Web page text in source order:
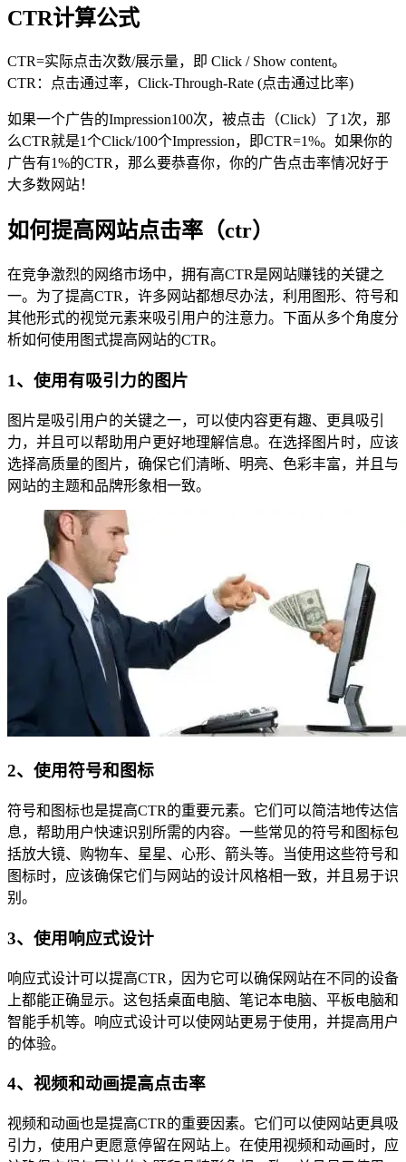
CTR计算公式
CTR=实际点击次数/展示量，即 Click / Show content。
CTR：点击通过率，Click-Through-Rate (点击通过比率)
如果一个广告的Impression100次，被点击（Click）了1次，那
么CTR就是1个Click/100个Impression，即CTR=1%。如果你的
广告有1%的CTR，那么要恭喜你，你的广告点击率情况好于
大多数网站！
如何提高网站点击率（ctr）
在竞争激烈的网络市场中，拥有高CTR是网站赚钱的关键之
一。为了提高CTR，许多网站都想尽办法，利用图形、符号和
其他形式的视觉元素来吸引用户的注意力。下面从多个角度分
析如何使用图式提高网站的CTR。
1、使用有吸引力的图片
图片是吸引用户的关键之一，可以使内容更有趣、更具吸引
力，并且可以帮助用户更好地理解信息。在选择图片时，应该
选择高质量的图片，确保它们清晰、明亮、色彩丰富，并且与
网站的主题和品牌形象相一致。
2、使用符号和图标
符号和图标也是提高CTR的重要元素。它们可以简洁地传达信
息，帮助用户快速识别所需的内容。一些常见的符号和图标包
括放大镜、购物车、星星、心形、箭头等。当使用这些符号和
图标时，应该确保它们与网站的设计风格相一致，并且易于识
别。
3、使用响应式设计
响应式设计可以提高CTR，因为它可以确保网站在不同的设备
上都能正确显示。这包括桌面电脑、笔记本电脑、平板电脑和
智能手机等。响应式设计可以使网站更易于使用，并提高用户
的体验。
4、视频和动画提高点击率
视频和动画也是提高CTR的重要因素。它们可以使网站更具吸
引力，使用户更愿意停留在网站上。在使用视频和动画时，应